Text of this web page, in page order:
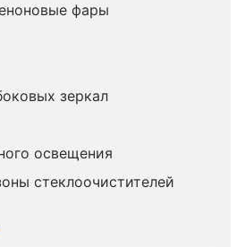
фары
зеркал
освещения
стеклоочистителей